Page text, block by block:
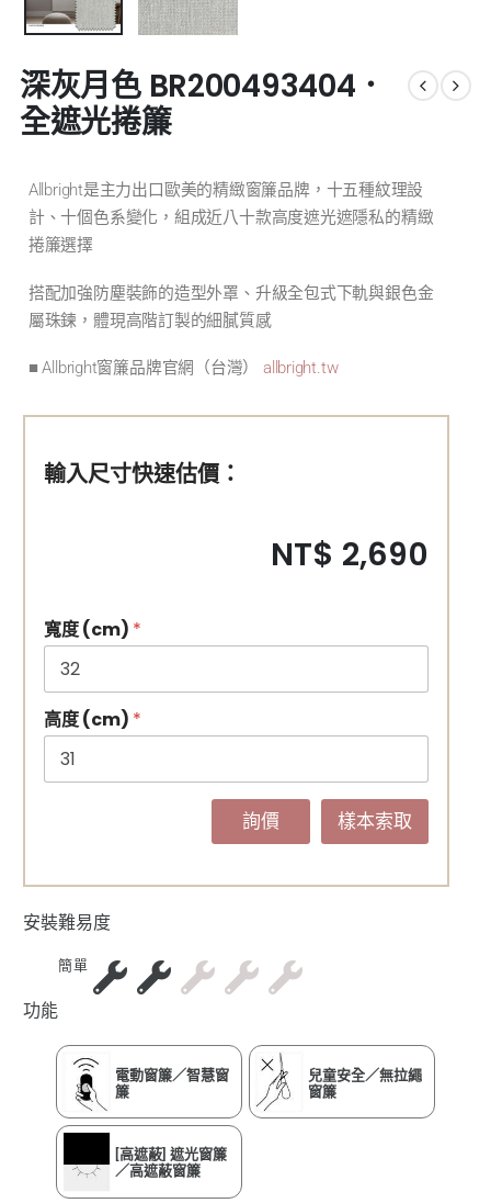
深灰月色 BR200493404．
全遮光捲簾
Allbright是主力出口歐美的精緻窗簾品牌，十五種紋理設
計、十個色系變化，組成近八十款高度遮光遮隱私的精緻
捲簾選擇
搭配加強防塵裝飾的造型外罩、升級全包式下軌與銀色金
屬珠鍊，體現高階訂製的細膩質感
■ Allbright窗簾品牌官網（台灣）allbright.tw
輸入尺寸快速估價：
NT$ 2,690
寬度 (cm) *
高度 (cm) *
詢價 樣本索取
安裝難易度
簡單
功能
電動窗簾／智慧窗
簾
兒童安全／無拉繩
窗簾
[高遮蔽] 遮光窗簾
／高遮蔽窗簾